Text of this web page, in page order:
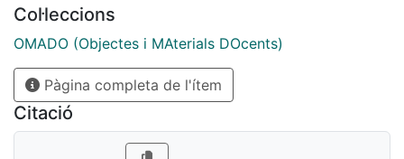
organigrames funcionals, com a nucli essencial a partir
del qual s'elaboren els organigrames.
resultat unes funcionalitats determinades que els
organigrames ens mostren, però que son sempre la
suma de diverses estructures triangulars bàsiques.
Si no entenen bé aquests principis bàsics, forma
Col·leccions
OMADO (Objectes i MAterials DOcents)
Pàgina completa de l'ítem
Citació